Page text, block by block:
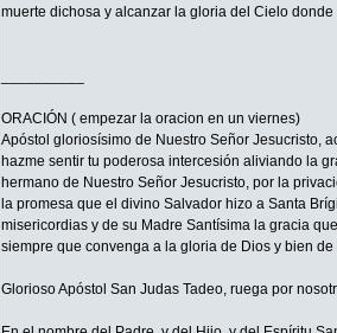
muerte dichosa y alcanzar la gloria del Cielo
ORACIÓN ( empezar la oracion en un viernes)
Apóstol gloriosísimo de Nuestro Señor Jesucristo,
hazme sentir tu poderosa intercesión aliviando la
hermano de Nuestro Señor Jesucristo, por la
la promesa que el divino Salvador hizo a Santa
misericordias y de su Madre Santísima la gracia
siempre que convenga a la gloria de Dios y bien de
Glorioso Apóstol San Judas Tadeo, ruega por